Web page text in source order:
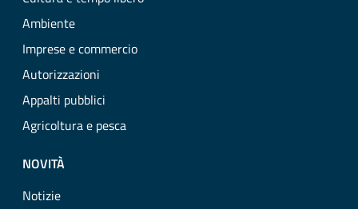
Ambiente
Imprese e commercio
Autorizzazioni
Appalti pubblici
Agricoltura e pesca
NOVITÀ
Notizie